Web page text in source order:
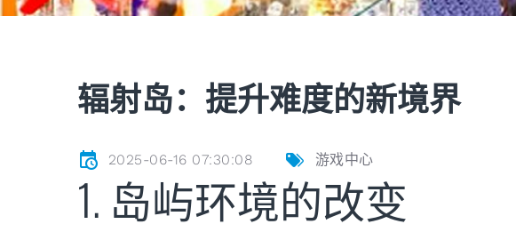
辐射岛：提升难度的新境界
2025-06-16 07:30:08 游戏中心
1. 岛屿环境的改变